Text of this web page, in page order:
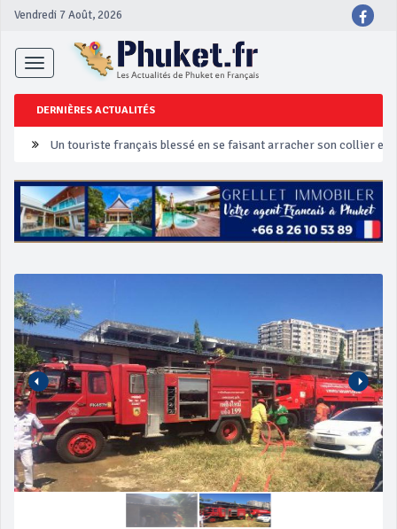
Vendredi 7 Août, 2026
Toggle
navigation
DERNIÈRES ACTUALITÉS
Un touriste français blessé en se faisant arracher son collier en
Phuket Peranakan Festival
‘Phuket Eye’ assurera la sécurité pendant Songkran